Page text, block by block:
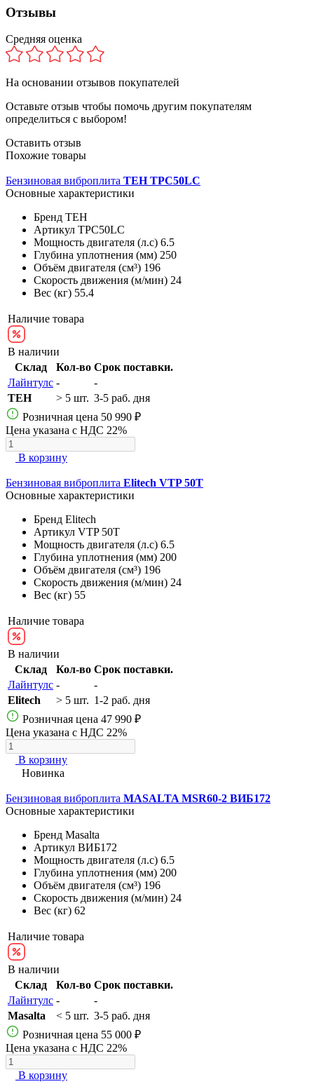
Отзывы
Средняя оценка
На основании отзывов покупателей
Оставьте отзыв чтобы помочь другим покупателям
определиться с выбором!
Оставить отзыв
Похожие товары
Бензиновая виброплита TEH TPC50LC
Основные характеристики
Бренд TEH
Артикул TPC50LC
Мощность двигателя (л.с) 6.5
Глубина уплотнения (мм) 250
Объём двигателя (см³) 196
Скорость движения (м/мин) 24
Вес (кг) 55.4
Наличие товара
В наличии
Склад
Кол-во Срок поставки.
Лайнтулс -
-
TEH
> 5 шт. 3-5 раб. дня
Розничная цена 50 990 ₽
Цена указана с НДС 22%
В корзину
Бензиновая виброплита Elitech VTP 50T
Основные характеристики
Бренд Elitech
Артикул VTP 50T
Мощность двигателя (л.с) 6.5
Глубина уплотнения (мм) 200
Объём двигателя (см³) 196
Скорость движения (м/мин) 24
Вес (кг) 55
Наличие товара
В наличии
Склад
Кол-во Срок поставки.
Лайнтулс -
-
Elitech
> 5 шт. 1-2 раб. дня
Розничная цена 47 990 ₽
Цена указана с НДС 22%
В корзину
Новинка
Бензиновая виброплита MASALTA MSR60-2 ВИБ172
Основные характеристики
Бренд Masalta
Артикул ВИБ172
Мощность двигателя (л.с) 6.5
Глубина уплотнения (мм) 200
Объём двигателя (см³) 196
Скорость движения (м/мин) 24
Вес (кг) 62
Наличие товара
В наличии
Склад
Кол-во Срок поставки.
Лайнтулс -
-
Masalta
< 5 шт. 3-5 раб. дня
Розничная цена 55 000 ₽
Цена указана с НДС 22%
В корзину